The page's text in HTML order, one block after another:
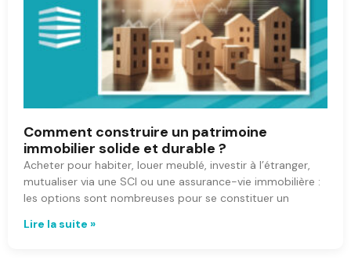
Comment construire un patrimoine
immobilier solide et durable ?
Acheter pour habiter, louer meublé, investir à l’étranger,
mutualiser via une SCI ou une assurance-vie immobilière :
les options sont nombreuses pour se constituer un
Lire la suite »